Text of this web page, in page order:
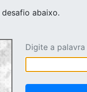
abaixo.
Digite a